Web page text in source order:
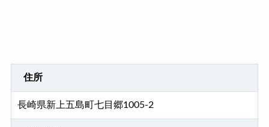
住所
長崎県新上五島町七目郷1005-2